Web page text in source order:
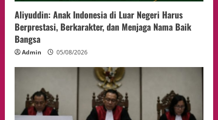
Aliyuddin: Anak Indonesia di Luar Negeri Harus
Berprestasi, Berkarakter, dan Menjaga Nama Baik
Bangsa
Admin 05/08/2026